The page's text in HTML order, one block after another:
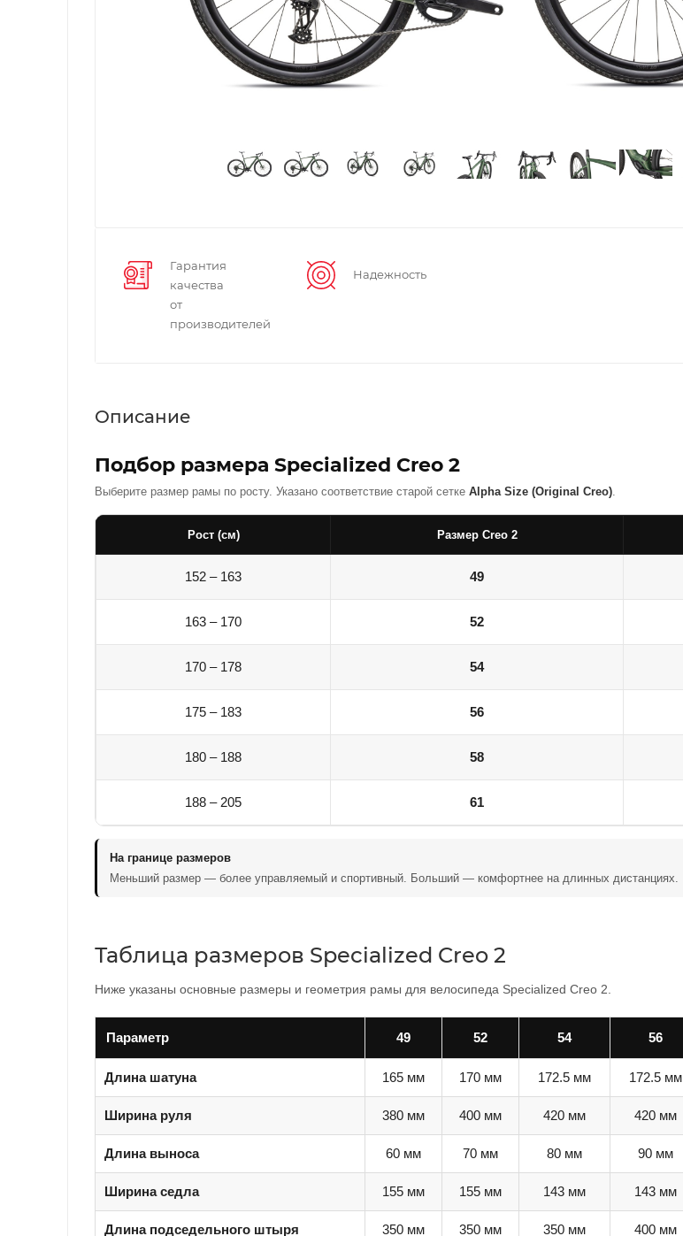
Гарантия
качества
от
производителей
Надежность
Описание
Подбор размера Specialized Creo 2
Выберите размер рамы по росту. Указано соответствие старой сетке Alpha Size (Original Creo)
Рост (см) Размер Creo 2
152 – 163 49
163 – 170 52
170 – 178 54
175 – 183 56
180 – 188 58
188 – 205 61
На границе размеров
Меньший размер — более управляемый и спортивный. Больший — комфортнее на длинных дистанциях.
Таблица размеров Specialized Creo 2
Ниже указаны основные размеры и геометрия рамы для велосипеда Specialized Creo 2.
Параметр 49 52 54 56
Длина шатуна 165 мм 170 мм 172.5 мм 172.5 мм
Ширина руля 380 мм 400 мм 420 мм 420 мм
Длина выноса 60 мм 70 мм 80 мм 90 мм
Ширина седла 155 мм 155 мм 143 мм 143 мм
Длина подседельного штыря 350 мм 350 мм 350 мм 400 мм